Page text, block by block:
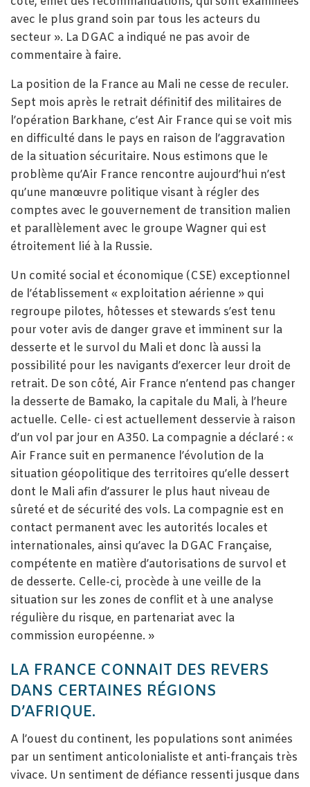
avec le plus grand soin par tous les acteurs du
secteur ». La DGAC a indiqué ne pas avoir de
commentaire à faire.
La position de la France au Mali ne cesse de reculer.
Sept mois après le retrait définitif des militaires de
l’opération Barkhane, c’est Air France qui se voit mis
en difficulté dans le pays en raison de l’aggravation
de la situation sécuritaire. Nous estimons que le
problème qu’Air France rencontre aujourd’hui n’est
qu’une manœuvre politique visant à régler des
comptes avec le gouvernement de transition malien
et parallèlement avec le groupe Wagner qui est
étroitement lié à la Russie.
Un comité social et économique (CSE) exceptionnel
de l’établissement « exploitation aérienne » qui
regroupe pilotes, hôtesses et stewards s’est tenu
pour voter avis de danger grave et imminent sur la
desserte et le survol du Mali et donc là aussi la
possibilité pour les navigants d’exercer leur droit de
retrait. De son côté, Air France n’entend pas changer
la desserte de Bamako, la capitale du Mali, à l’heure
actuelle. Celle- ci est actuellement desservie à raison
d’un vol par jour en A350. La compagnie a déclaré : «
Air France suit en permanence l’évolution de la
situation géopolitique des territoires qu’elle dessert
dont le Mali afin d’assurer le plus haut niveau de
sûreté et de sécurité des vols. La compagnie est en
contact permanent avec les autorités locales et
internationales, ainsi qu’avec la DGAC Française,
compétente en matière d’autorisations de survol et
de desserte. Celle-ci, procède à une veille de la
situation sur les zones de conflit et à une analyse
régulière du risque, en partenariat avec la
commission européenne. »
LA FRANCE CONNAIT DES REVERS
DANS CERTAINES RÉGIONS
D’AFRIQUE.
A l’ouest du continent, les populations sont animées
par un sentiment anticolonialiste et anti-français très
vivace. Un sentiment de défiance ressenti jusque dans